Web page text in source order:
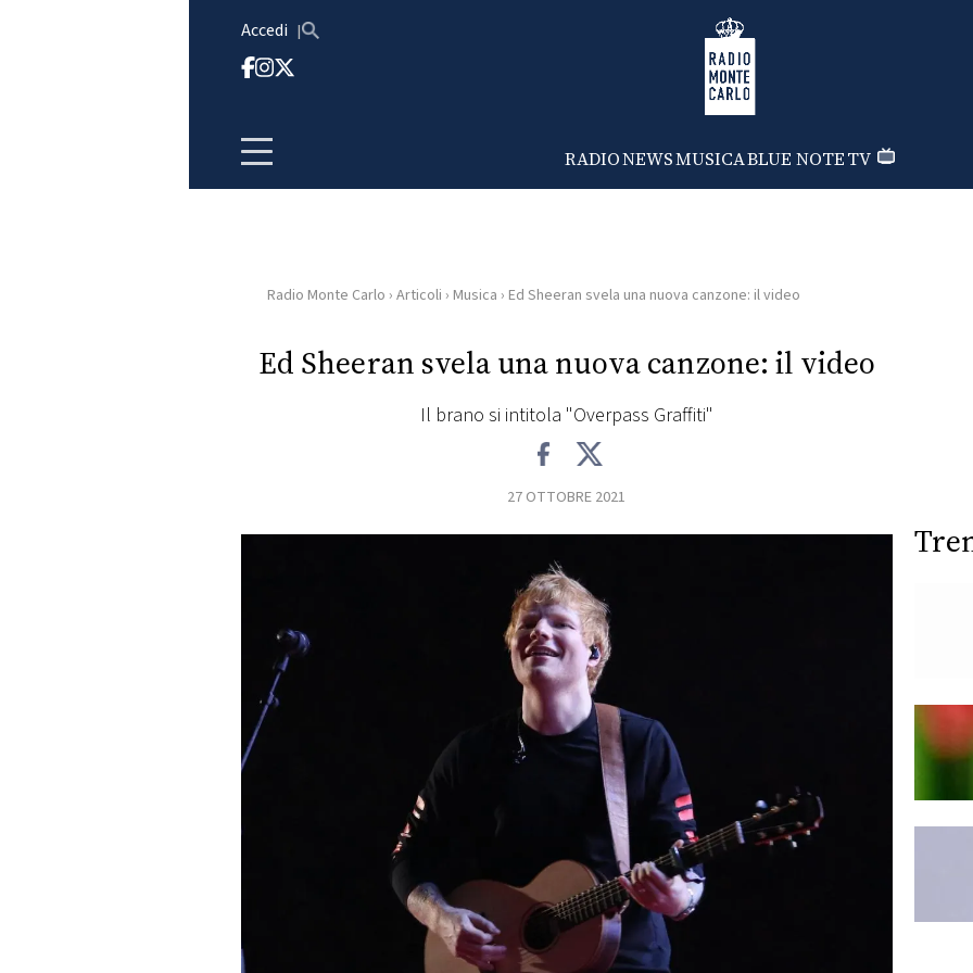
Accedi Radio Monte Carlo
RADIONEWSMUSICABLUE NOTETV
HOME
RADIO
CONCORSI
EVENTI
VIDEO
PRINCIPATO
Radio Monte Carlo › Articoli › Musica › Ed Sheeran svela una nuova canzone: il video
Ed Sheeran svela una nuova canzone: il video
Il brano si intitola "Overpass Graffiti"
27 OTTOBRE 2021